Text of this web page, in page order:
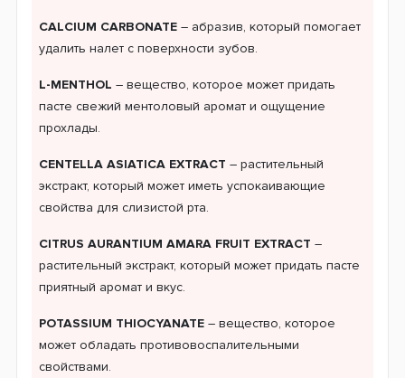
CALCIUM CARBONATE – абразив, который помогает
удалить налет с поверхности зубов.
L-MENTHOL – вещество, которое может придать
пасте свежий ментоловый аромат и ощущение
прохлады.
CENTELLA ASIATICA EXTRACT – растительный
экстракт, который может иметь успокаивающие
свойства для слизистой рта.
CITRUS AURANTIUM AMARA FRUIT EXTRACT –
растительный экстракт, который может придать пасте
приятный аромат и вкус.
POTASSIUM THIOCYANATE – вещество, которое
может обладать противовоспалительными
свойствами.